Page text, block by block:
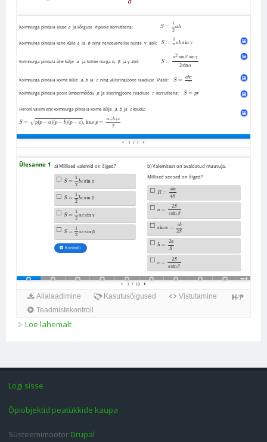
Loe lähemalt
Logi sisse
Õpiobjektid peatükkide kaupa
Süsteemimootor Drupal